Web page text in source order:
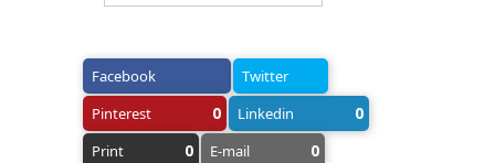
Facebook
Twitter
Pinterest
0 Linkedin 0
Print 0 E-mail 0